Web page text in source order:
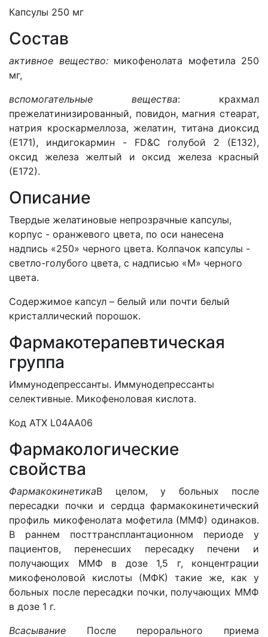
Капсулы 250 мг
Состав
активное вещество: микофенолата мофетила 250
мг,
вспомогательные вещества: крахмал
прежелатинизированный, повидон, магния стеарат,
натрия кроскармеллоза, желатин, титана диоксид
(Е171), индигокармин - FD&C голубой 2 (Е132),
оксид железа желтый и оксид железа красный
(Е172).
Описание
Твердые желатиновые непрозрачные капсулы,
корпус - оранжевого цвета, по оси нанесена
надпись «250» черного цвета. Колпачок капсулы -
светло-голубого цвета, с надписью «М» черного
цвета.
Содержимое капсул – белый или почти белый
кристаллический порошок.
Фармакотерапевтическая
группа
Иммунодепрессанты. Иммунодепрессанты
селективные. Микофеноловая кислота.
Код АТХ L04AA06
Фармакологические
свойства
ФармакокинетикаВ целом, у больных после
пересадки почки и сердца фармакокинетический
профиль микофенолата мофетила (ММФ) одинаков.
В раннем посттрансплантационном периоде у
пациентов, перенесших пересадку печени и
получающих ММФ в дозе 1,5 г, концентрации
микофеноловой кислоты (МФК) такие же, как у
больных после пересадки почки, получающих ММФ
в дозе 1 г.
Всасывание После перорального приема